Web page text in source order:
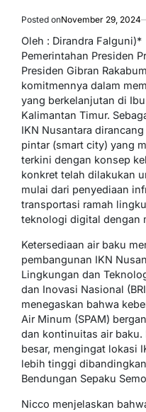
Posted onNovember 29, 2024
Oleh : Dirandra Falguni)*
Pemerintahan Presiden
Presiden Gibran
komitmennya dalam
yang berkelanjutan di
Kalimantan Timur.
IKN Nusantara
pintar (smart city) yang
terkini dengan konsep
konkret telah dilakukan
mulai dari penyediaan
transportasi ramah
teknologi digital dengan
Ketersediaan air baku
pembangunan IKN
Lingkungan dan
dan Inovasi Nasional
menegaskan bahwa
Air Minum (SPAM)
dan kontinuitas air
besar, mengingat lokasi
lebih tinggi
Bendungan Sepaku
Nicco menjelaskan